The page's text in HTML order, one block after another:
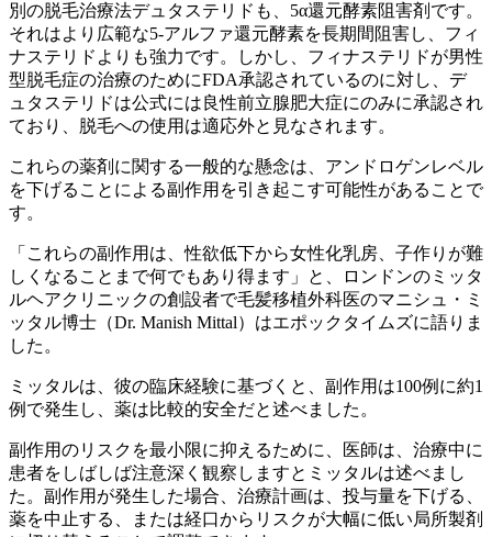
別の脱毛治療法デュタステリドも、5α還元酵素阻害剤です。
それはより広範な5-アルファ還元酵素を長期間阻害し、フィ
ナステリドよりも強力です。しかし、フィナステリドが男性
型脱毛症の治療のためにFDA承認されているのに対し、デ
ュタステリドは公式には良性前立腺肥大症にのみに承認され
ており、脱毛への使用は適応外と見なされます。
これらの薬剤に関する一般的な懸念は、アンドロゲンレベル
を下げることによる副作用を引き起こす可能性があることで
す。
「これらの副作用は、性欲低下から女性化乳房、子作りが難
しくなることまで何でもあり得ます」と、ロンドンのミッタ
ルヘアクリニックの創設者で毛髪移植外科医のマニシュ・ミ
ッタル博士（Dr. Manish Mittal）はエポックタイムズに語りま
した。
ミッタルは、彼の臨床経験に基づくと、副作用は100例に約1
例で発生し、薬は比較的安全だと述べました。
副作用のリスクを最小限に抑えるために、医師は、治療中に
患者をしばしば注意深く観察しますとミッタルは述べまし
た。副作用が発生した場合、治療計画は、投与量を下げる、
薬を中止する、または経口からリスクが大幅に低い局所製剤